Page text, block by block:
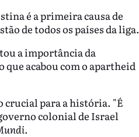
é a primeira causa de
de todos os países da liga.
a importância da
acabou com o apartheid
crucial para a história. "É
colonial de Israel
.